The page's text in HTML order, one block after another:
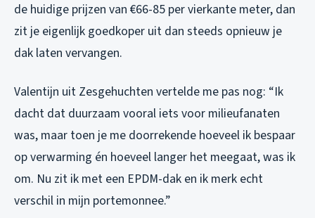
de huidige prijzen van €66-85 per vierkante meter, dan
zit je eigenlijk goedkoper uit dan steeds opnieuw je
dak laten vervangen.
Valentijn uit Zesgehuchten vertelde me pas nog: “Ik
dacht dat duurzaam vooral iets voor milieufanaten
was, maar toen je me doorrekende hoeveel ik bespaar
op verwarming én hoeveel langer het meegaat, was ik
om. Nu zit ik met een EPDM-dak en ik merk echt
verschil in mijn portemonnee.”